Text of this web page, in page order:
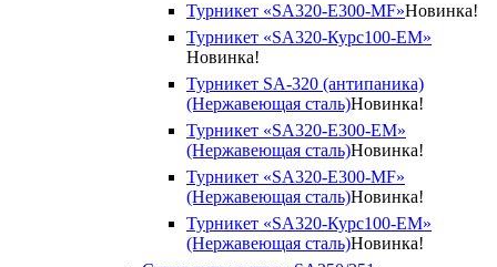
Турникет «SA320-Е300-MF»Новинка!
Турникет «SA320-Курс100-EM»
Новинка!
Турникет SA-320 (антипаника)
(Нержавеющая сталь)Новинка!
Турникет «SA320-Е300-EM»
(Нержавеющая сталь)Новинка!
Турникет «SA320-Е300-MF»
(Нержавеющая сталь)Новинка!
Турникет «SA320-Курс100-EM»
(Нержавеющая сталь)Новинка!